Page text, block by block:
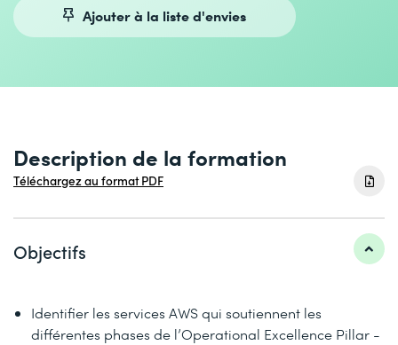
Ajouter à la liste d'envies
Description de la formation
Téléchargez au format PDF
Objectifs
Identifier les services AWS qui soutiennent les
différentes phases de l’Operational Excellence Pillar -